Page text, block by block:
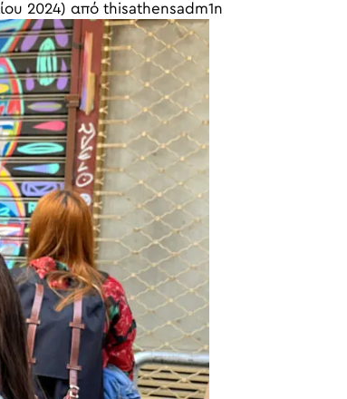
2024) από thisathensadm1n